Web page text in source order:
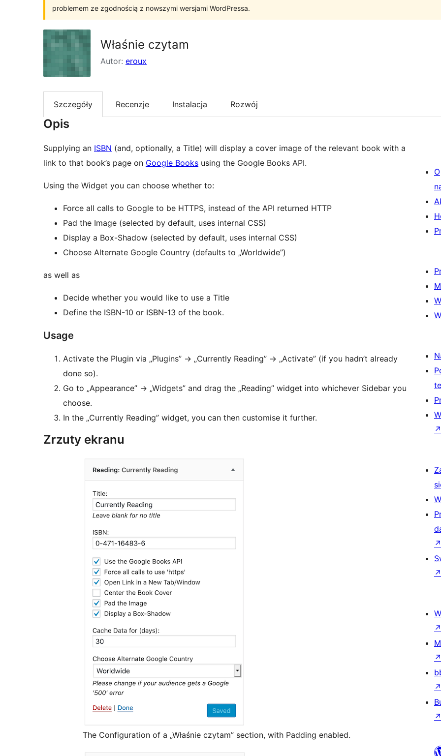
problemem ze zgodnością z nowszymi wersjami WordPressa.
Właśnie czytam
Autor: eroux
Szczegóły Recenzje Instalacja Rozwój
Opis
Supplying an ISBN (and, optionally, a Title) will display a cover image of the relevant book with a
link to that book’s page on Google Books using the Google Books API.
Using the Widget you can choose whether to:
Force all calls to Google to be HTTPS, instead of the API returned HTTP
Pad the Image (selected by default, uses internal CSS)
Display a Box-Shadow (selected by default, uses internal CSS)
Choose Alternate Google Country (defaults to „Worldwide”)
as well as
Decide whether you would like to use a Title
Define the ISBN-10 or ISBN-13 of the book.
Usage
Activate the Plugin via „Plugins” → „Currently Reading” → „Activate” (if you hadn’t already
done so).
Go to „Appearance” → „Widgets” and drag the „Reading” widget into whichever Sidebar you
choose.
In the „Currently Reading” widget, you can then customise it further.
Zrzuty ekranu
The Configuration of a „Właśnie czytam” section, with Padding enabled.
O
↗
↗
↗
↗
↗
↗
↗